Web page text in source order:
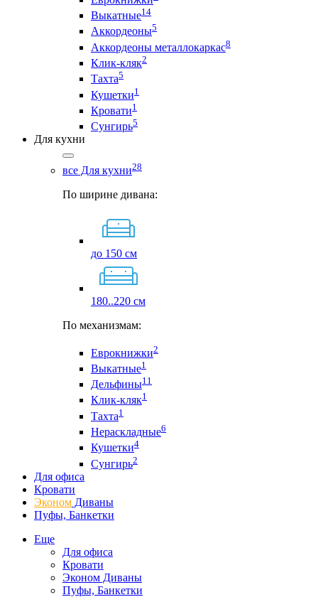
Выкатные14
Аккордеоны5
Аккордеоны металлокаркас8
Клик-кляк2
Тахта5
Кушетки1
Кровати1
Сунгирь5
Для кухни
все Для кухни28
По ширине дивана:
до 150 см
180..220 см
По механизмам:
Еврокнижки2
Выкатные1
Дельфины11
Клик-кляк1
Тахта1
Нераскладные6
Кушетки4
Сунгирь2
Для офиса
Кровати
Эконом Диваны
Пуфы, Банкетки
Еще
Для офиса
Кровати
Эконом Диваны
Пуфы, Банкетки